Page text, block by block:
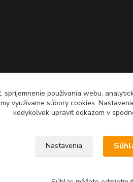
spríjemnenie používania webu,
využívame súbory cookies.
kedykoľvek upraviť odkazom v
Nastavenia